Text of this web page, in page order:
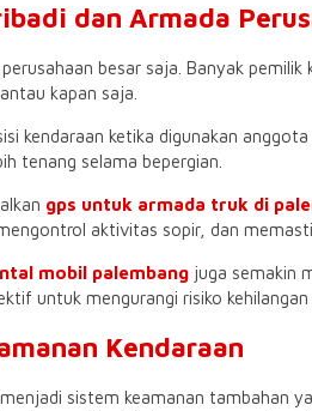
dan Armada
besar saja. Banyak pemilik
kapan saja.
kendaraan ketika digunakan
tenang selama bepergian.
gps untuk armada truk di
aktivitas sopir, dan
mobil palembang juga semakin
untuk mengurangi risiko
Kendaraan
sistem keamanan tambahan